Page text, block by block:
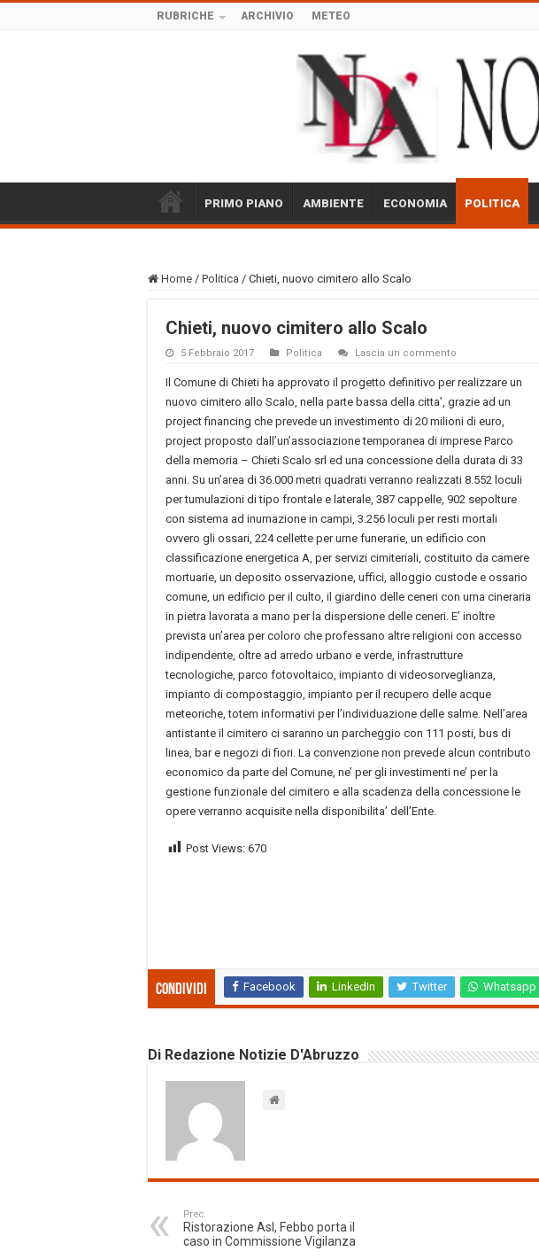
RUBRICHE ARCHIVIO METEO
PRIMO PIANO AMBIENTE ECONOMIA POLITICA
Home / Politica / Chieti, nuovo cimitero allo Scalo
Chieti, nuovo cimitero allo Scalo
5 Febbraio 2017 Politica Lascia un commento
Il Comune di Chieti ha approvato il progetto definitivo per realizzare un
nuovo cimitero allo Scalo, nella parte bassa della citta’, grazie ad un
project financing che prevede un investimento di 20 milioni di euro,
project proposto dall’un’associazione temporanea di imprese Parco
della memoria – Chieti Scalo srl ed una concessione della durata di 33
anni. Su un’area di 36.000 metri quadrati verranno realizzati 8.552 loculi
per tumulazioni di tipo frontale e laterale, 387 cappelle, 902 sepolture
con sistema ad inumazione in campi, 3.256 loculi per resti mortali
ovvero gli ossari, 224 cellette per urne funerarie, un edificio con
classificazione energetica A, per servizi cimiteriali, costituito da camere
mortuarie, un deposito osservazione, uffici, alloggio custode e ossario
comune, un edificio per il culto, il giardino delle ceneri con urna cineraria
in pietra lavorata a mano per la dispersione delle ceneri. E’ inoltre
prevista un’area per coloro che professano altre religioni con accesso
indipendente, oltre ad arredo urbano e verde, infrastrutture
tecnologiche, parco fotovoltaico, impianto di videosorveglianza,
impianto di compostaggio, impianto per il recupero delle acque
meteoriche, totem informativi per l’individuazione delle salme. Nell’area
antistante il cimitero ci saranno un parcheggio con 111 posti, bus di
linea, bar e negozi di fiori. La convenzione non prevede alcun contributo
economico da parte del Comune, ne’ per gli investimenti ne’ per la
gestione funzionale del cimitero e alla scadenza della concessione le
opere verranno acquisite nella disponibilita’ dell’Ente.
Post Views: 670
Condividi Facebook LinkedIn Twitter Whatsapp
Di Redazione Notizie D'Abruzzo
Prec.
Ristorazione Asl, Febbo porta il
caso in Commissione Vigilanza